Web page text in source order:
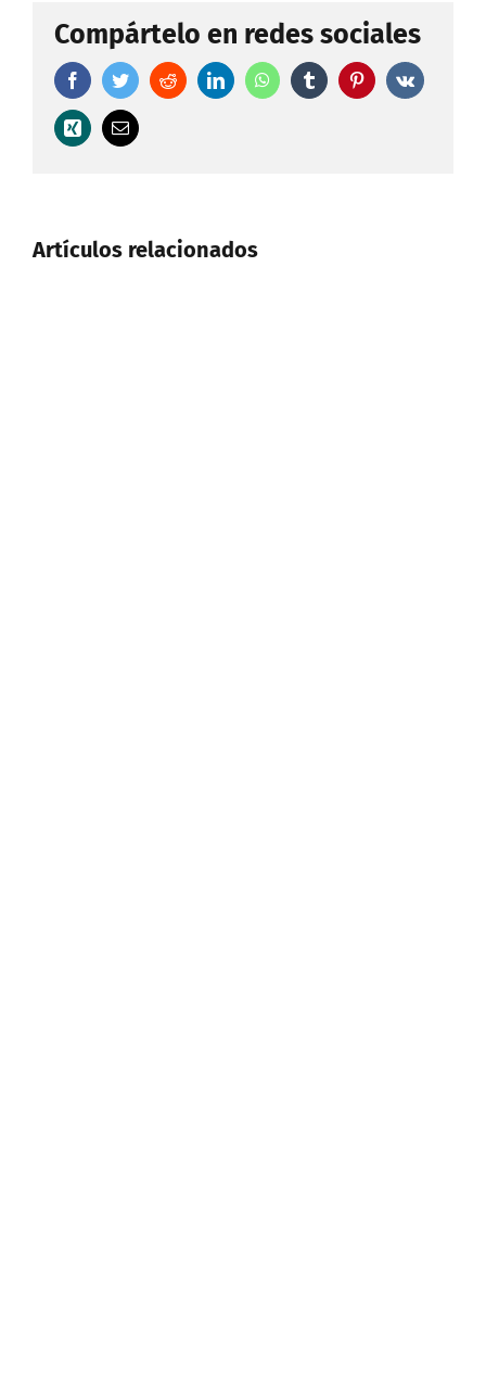
Compártelo en redes sociales
FacebookTwitterRedditLinkedInWhatsAppTumblr Pinterest
Vk
Xing
Correo
electrónico
Artículos relacionados